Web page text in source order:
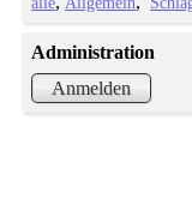
Administration
Anmelden